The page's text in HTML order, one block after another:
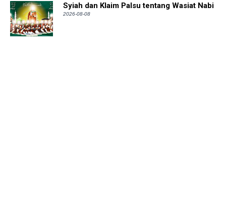
Syiah dan Klaim Palsu tentang Wasiat Nabi
2026-08-08